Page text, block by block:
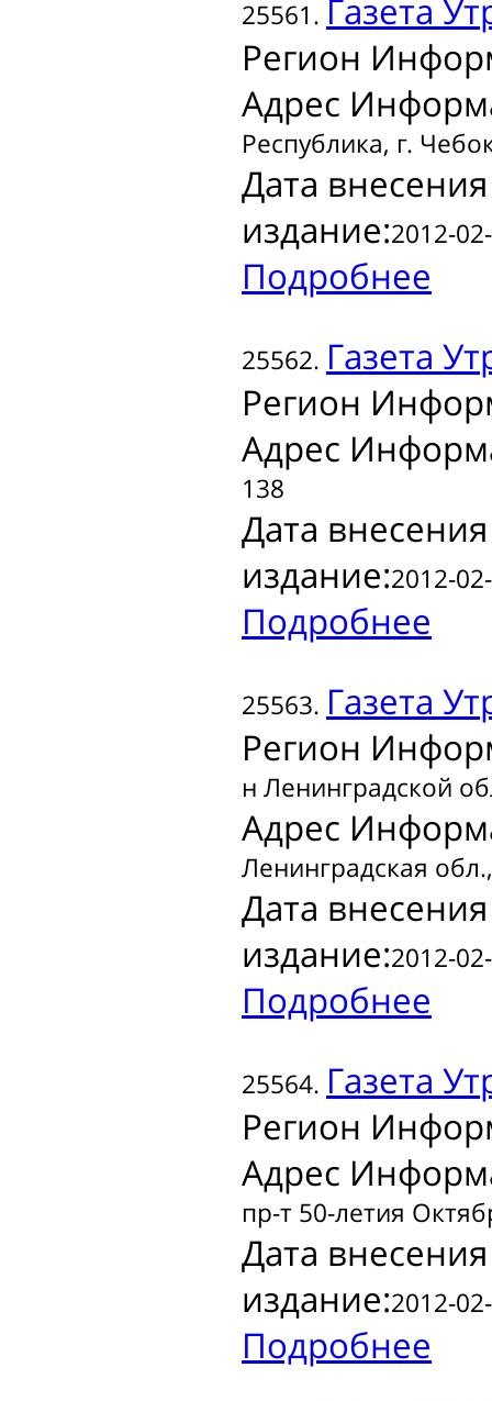
25561. Газета
Регион
Адрес
Республика, г.
Дата
издание:2012-
Подробнее
25562. Газета
Регион
Адрес
138
Дата
издание:2012-
Подробнее
25563. Газета
Регион
н Ленинградской
Адрес
Ленинградская
Дата
издание:2012-
Подробнее
25564. Газета
Регион
Адрес
пр-т 50-летия
Дата
издание:2012-
Подробнее